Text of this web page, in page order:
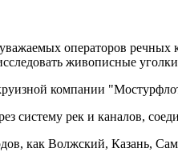
операторов
живописные
компании
систему рек и каналов,
как Волжский, Казань,